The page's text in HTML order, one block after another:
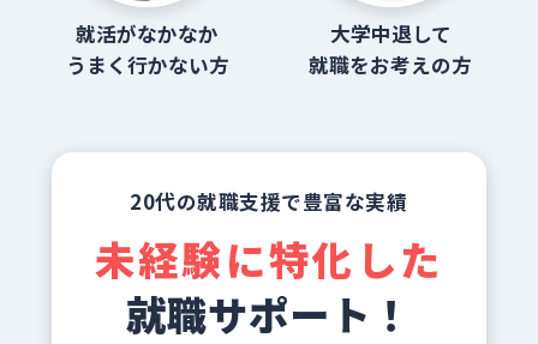
就活がなかなか
うまく行かない方
大学中退して
就職をお考えの方
20代の就職支援で豊富な実績
未経験に特化した
就職サポート！